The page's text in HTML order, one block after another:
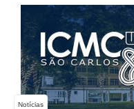
Notícias